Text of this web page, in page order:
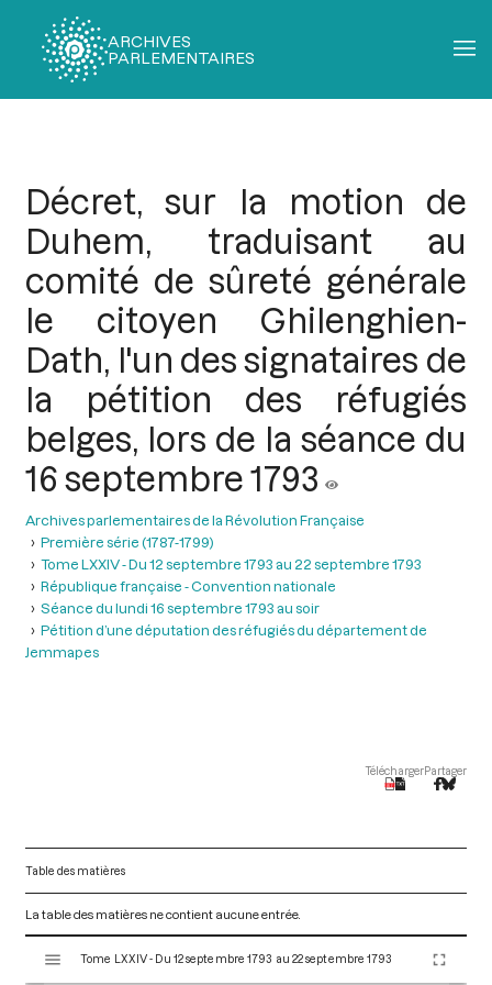
ARCHIVES
PARLEMENTAIRES
Décret, sur la motion de
Duhem, traduisant au
comité de sûreté générale
le citoyen Ghilenghien-
Dath, l'un des signataires de
la pétition des réfugiés
belges, lors de la séance du
16 septembre 1793
Archives parlementaires de la Révolution Française
Première série (1787-1799)
Tome LXXIV - Du 12 septembre 1793 au 22 septembre 1793
République française - Convention nationale
Séance du lundi 16 septembre 1793 au soir
Pétition d’une députation des réfugiés du département de
Jemmapes
TéléchargerPartager
Table des matières
La table des matières ne contient aucune entrée.
Tome LXXIV - Du 12 septembre 1793 au 22 septembre 1793